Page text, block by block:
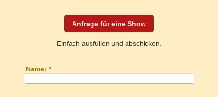
Anfrage für eine Show
Einfach ausfüllen und abschicken.
Name: *